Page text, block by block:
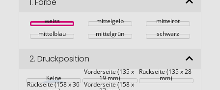
weiss mittelgelb
mittelrot
mittelblau
mittelgrün schwarz
2. Druckposition
Keine
Vorderseite (135 x
19 mm)
Rückseite (135 x 28
mm)
Rückseite (158 x 36 Vorderseite (158 x